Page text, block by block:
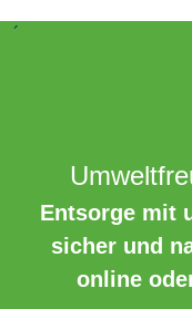
´
Entsorge mit
sicher und
online